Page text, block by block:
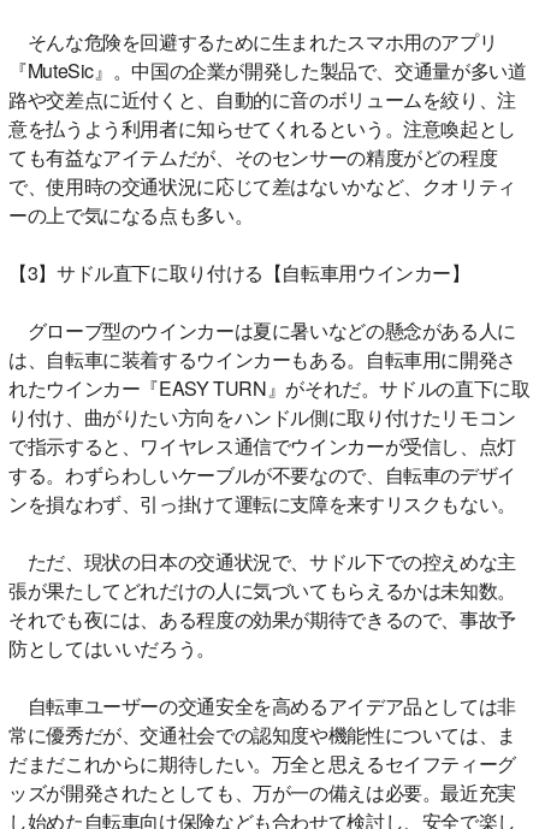
そんな危険を回避するために生まれたスマホ用のアプリ
『MuteSic』。中国の企業が開発した製品で、交通量が多い道
路や交差点に近付くと、自動的に音のボリュームを絞り、注
意を払うよう利用者に知らせてくれるという。注意喚起とし
ても有益なアイテムだが、そのセンサーの精度がどの程度
で、使用時の交通状況に応じて差はないかなど、クオリティ
ーの上で気になる点も多い。
【3】サドル直下に取り付ける【自転車用ウインカー】
グローブ型のウインカーは夏に暑いなどの懸念がある人に
は、自転車に装着するウインカーもある。自転車用に開発さ
れたウインカー『EASY TURN』がそれだ。サドルの直下に取
り付け、曲がりたい方向をハンドル側に取り付けたリモコン
で指示すると、ワイヤレス通信でウインカーが受信し、点灯
する。わずらわしいケーブルが不要なので、自転車のデザイ
ンを損なわず、引っ掛けて運転に支障を来すリスクもない。
ただ、現状の日本の交通状況で、サドル下での控えめな主
張が果たしてどれだけの人に気づいてもらえるかは未知数。
それでも夜には、ある程度の効果が期待できるので、事故予
防としてはいいだろう。
自転車ユーザーの交通安全を高めるアイデア品としては非
常に優秀だが、交通社会での認知度や機能性については、ま
だまだこれからに期待したい。万全と思えるセイフティーグ
ッズが開発されたとしても、万が一の備えは必要。最近充実
し始めた自転車向け保険なども合わせて検討し、安全で楽し